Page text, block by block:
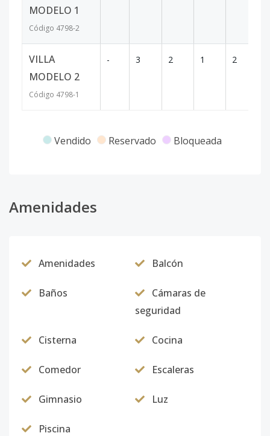
MODELO 1
Código 4798-2
VILLA
MODELO 2
Código 4798-1
- 3 2 1 2
Vendido Reservado Bloqueada
Amenidades
Amenidades Balcón
Baños
Cámaras de
seguridad
Cisterna Cocina
Comedor Escaleras
Gimnasio Luz
Piscina